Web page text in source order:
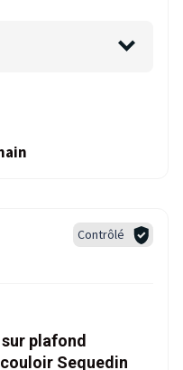
Contrôlé
plafond
Sequedin